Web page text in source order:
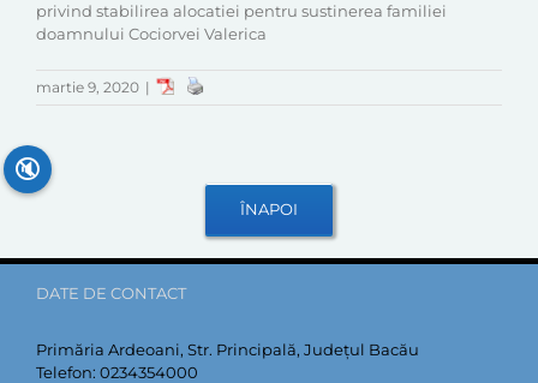
privind stabilirea alocatiei pentru sustinerea familiei
doamnului Cociorvei Valerica
martie 9, 2020 |
DATE DE CONTACT
Primăria Ardeoani, Str. Principală, Județul Bacău
Telefon: 0234354000
🔇